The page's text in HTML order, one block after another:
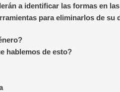
a identificar las formas en
para eliminarlos de su
hablemos de esto?